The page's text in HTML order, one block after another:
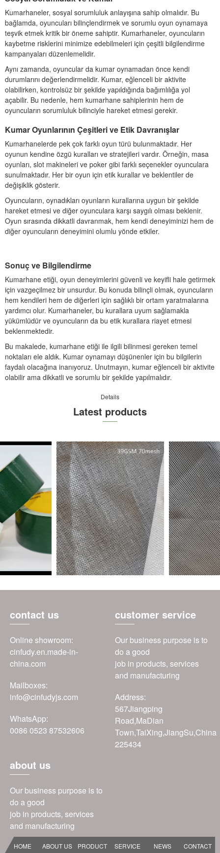
Kumarhaneler, sosyal sorumluluk anlayışına sahip olmalıdır. Bu
bağlamda, oyuncuları bilinçlendirmek ve sorumlu oyun oynamaya
teşvik etmek kritik bir öneme sahiptir. Kumarhaneler, oyuncuların
kaybetme risklerini minimize edebilmeleri için çeşitli bilgilendirme
kampanyaları düzenlemelidir.
Aynı zamanda, oyuncular da kumar oynamadan önce kendi
durumlarını değerlendirmelidir. Kumar, eğlenceli bir aktivite
olabilirken, kontrolsüz bir şekilde yapıldığında bağımlılığa yol
açabilir. Bu nedenle, hem kumarhane sahiplerinin hem de
oyuncuların sorumluluk bilinciyle hareket etmesi gerekir.
Kumar Oyunlarının Çeşitleri ve Etik Davranışlar
Kumarhanelerde pek çok farklı oyun türü bulunmaktadır. Her
oyunun kendine özgü kuralları ve stratejileri vardır. Örneğin, masa
oyunları, slot makineleri ve poker gibi farklı seçenekler oyunculara
sunulmaktadır. Her bir oyun için etik kurallar ve beklentiler de
değişiklik gösterir.
Oyuncuların, oynadıkları oyunların kurallarına uygun bir şekilde
hareket etmesi ve diğer oyunculara karşı saygılı olması beklenir.
Oyun sırasında dikkatli davranmak, hem kendi deneyiminizi hem de
diğer oyuncuların deneyimini olumlu yönde etkiler.
Sonuç ve Bilgilendirme
Kumarhane etiği, oyun deneyimlerini güvenli ve keyifli hale getirmek
için vazgeçilmez bir unsurdur. Bu konuda bilinçli olmak, oyuncuların
hem kendileri hem de diğerleri için sağlıklı bir ortam yaratmalarına
yardımcı olur. Kumarhaneler, bu kurallara uyum sağlamakla
yükümlüdür ve oyuncuların da bu etik kurallara riayet etmesi
beklenmektedir.
Bu makalede, kumarhane etiği ile ilgili bilinmesi gereken temel
noktaları ele aldık. Kumar oynamayı düşünenler için bu bilgilerin
faydalı olacağına inanıyoruz. Unutmayın, kumar eğlenceli bir aktivite
olabilir ama dikkatli ve sorumlu bir şekilde yapılmalıdır.
Details
Latest products
contact us
Online showroom:
cinfudy.en.made-in-
china.com
Mailboxes:
info@cinfudyjs.com
WhatsApp:
0086 0523 87532606
customer service
Our business purpose is to
do a good
job in products, services
and manufacturing
Address:
567Jiangping
Road,MaDian
Town,TaiXing,JiangSu,China
225434
about us
Our business purpose is to
do a good
job in products, services
and manufacturing
HOME ABOUT US PRODUCT SERVICE NEWS CONTACT